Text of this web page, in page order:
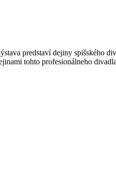
predstaví dejiny spišského
tohto profesionálneho